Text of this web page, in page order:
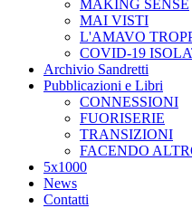
MAKING SENSE
MAI VISTI
L'AMAVO
COVID-19
Archivio Sandretti
Pubblicazioni e Libri
CONNESSIONI
FUORISERIE
TRANSIZIONI
FACENDO
5x1000
News
Contatti